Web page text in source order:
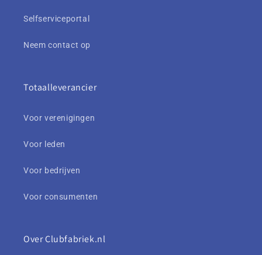
Selfserviceportal
Neem contact op
Totaalleverancier
Voor verenigingen
Voor leden
Voor bedrijven
Voor consumenten
Over Clubfabriek.nl